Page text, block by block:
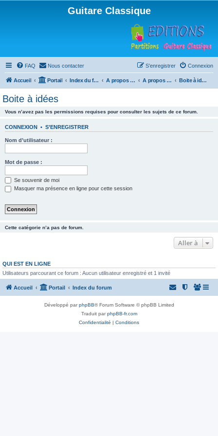
Guitare Classique
FAQ Nous contacter Connexion
S’enregistrer
Accueil Portail Index du forum A propos du forum A propos du forum Boite à idées
Boite à idées
Vous n’avez pas les permissions requises pour consulter les sujets de ce forum.
CONNEXION • S’ENREGISTRER
Nom d’utilisateur :
Mot de passe :
Se souvenir de moi
Masquer ma présence en ligne pour cette session
Cette catégorie n’a pas de forum.
Aller à
QUI EST EN LIGNE
Utilisateurs parcourant ce forum : Aucun utilisateur enregistré et 1 invité
Accueil Portail Index du forum
Développé parphpBB® Forum Software © phpBB Limited
Traduit parphpBB-fr.com
Confidentialité | Conditions